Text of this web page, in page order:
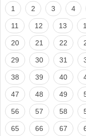
1 2 3 4
11 12 13
20 21 22
29 30 31
38 39 40
47 48 49
56 57 58
65 66 67